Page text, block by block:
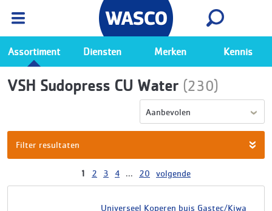
Ga naar de Wasco app
Bekijk
Assortiment Diensten Merken Kennis
VSH Sudopress CU Water (230)
Aanbevolen
Filter resultaten
1 2 3 4 ... 20 volgende
Universeel Koperen buis Gastec/Kiwa